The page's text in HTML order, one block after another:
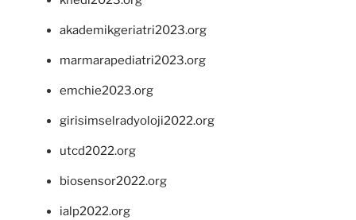
akademikgeriatri2023.org
marmarapediatri2023.org
emchie2023.org
girisimselradyoloji2022.org
utcd2022.org
biosensor2022.org
ialp2022.org